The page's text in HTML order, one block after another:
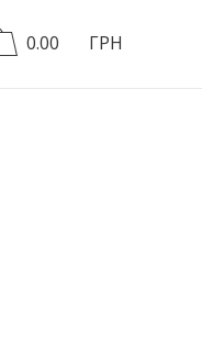
0.00 ГРН